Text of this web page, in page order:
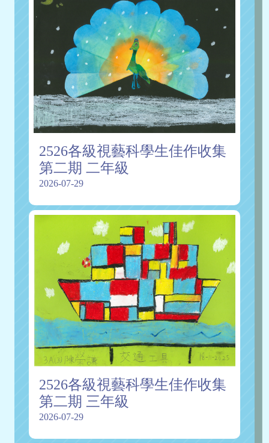
2526各級視藝科學生佳作收集
第二期 二年級
2026-07-29
2526各級視藝科學生佳作收集
第二期 三年級
2026-07-29